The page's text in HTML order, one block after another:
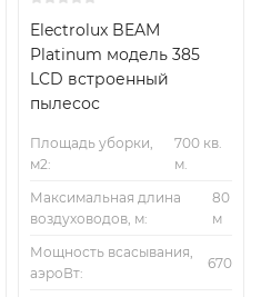
Electrolux BEAM
Platinum модель 385
LCD встроенный
пылесос
Площадь уборки,
м2:
700 кв.
м.
Максимальная длина
воздуховодов, м:
80
м
Мощность всасывания,
аэроВт:
670